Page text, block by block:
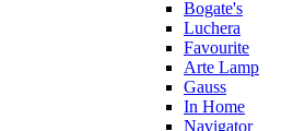
Bogate's
Luchera
Favourite
Arte Lamp
Gauss
In Home
Navigator